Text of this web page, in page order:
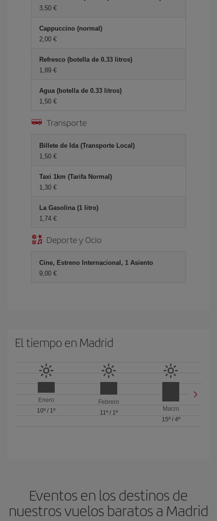
3,50 €
Cappuccino (normal)
2,00 €
Refresco (botella de 0.33 litros)
1,89 €
Agua (botella de 0.33 litros)
1,50 €
Transporte
Billete de Ida (Transporte Local)
1,50 €
Taxi 1km (Tarifa Normal)
1,30 €
La Gasolina (1 litro)
1,74 €
Deporte y Ocio
Cine, Estreno Internacional, 1 Asiento
9,00 €
El tiempo en Madrid
Enero
10º / 1º
Febrero
11º/ 1º
Marzo
15º/ 4º
Eventos en los destinos de
nuestros vuelos baratos a Madrid